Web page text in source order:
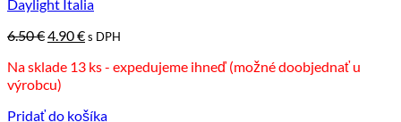
Daylight Italia
6.50€Pôvodná
bola:
6.50 €.
4.90€Aktuálna
je:
s DPH
Na sklade 13 ks - expedujeme ihneď (možné doobjednať u
výrobcu)
Pridať do košíka